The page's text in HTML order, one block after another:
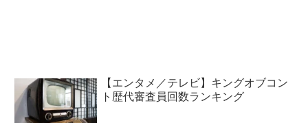
【エンタメ／テレビ】キングオブコン
ト歴代審査員回数ランキング